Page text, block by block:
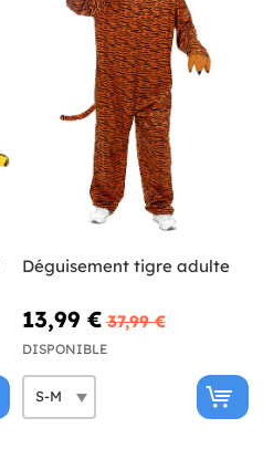
Déguisement tigre adulte
13,99 € 37,99 €
DISPONIBLE